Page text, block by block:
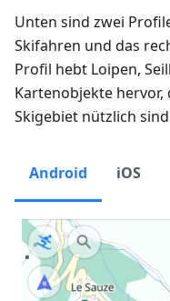
Unten sind zwei
Skifahren und das
Profil hebt Loipen,
Kartenobjekte
Skigebiet nützlich
Android iOS